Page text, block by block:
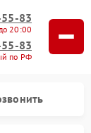
83
20:00
83
по РФ